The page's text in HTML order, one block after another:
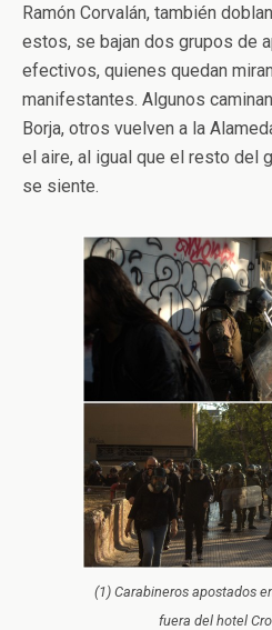
Ramón Corvalán, también
estos, se bajan dos grupos de
efectivos, quienes quedan
manifestantes. Algunos
Borja, otros vuelven a la
el aire, al igual que el resto del
se siente.
(1) Carabineros apostados
fuera del hotel